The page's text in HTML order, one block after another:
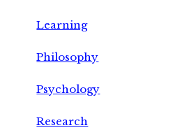
Learning
Philosophy
Psychology
Research